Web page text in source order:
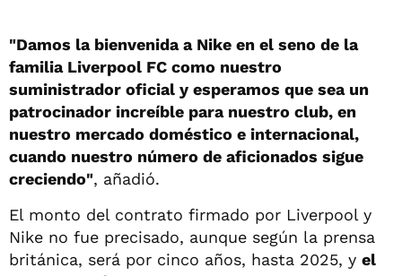
"Damos la bienvenida a Nike en el seno de la
familia Liverpool FC como nuestro
suministrador oficial y esperamos que sea un
patrocinador increíble para nuestro club, en
nuestro mercado doméstico e internacional,
cuando nuestro número de aficionados sigue
creciendo", añadió.
El monto del contrato firmado por Liverpool y
Nike no fue precisado, aunque según la prensa
británica, será por cinco años, hasta 2025, y el